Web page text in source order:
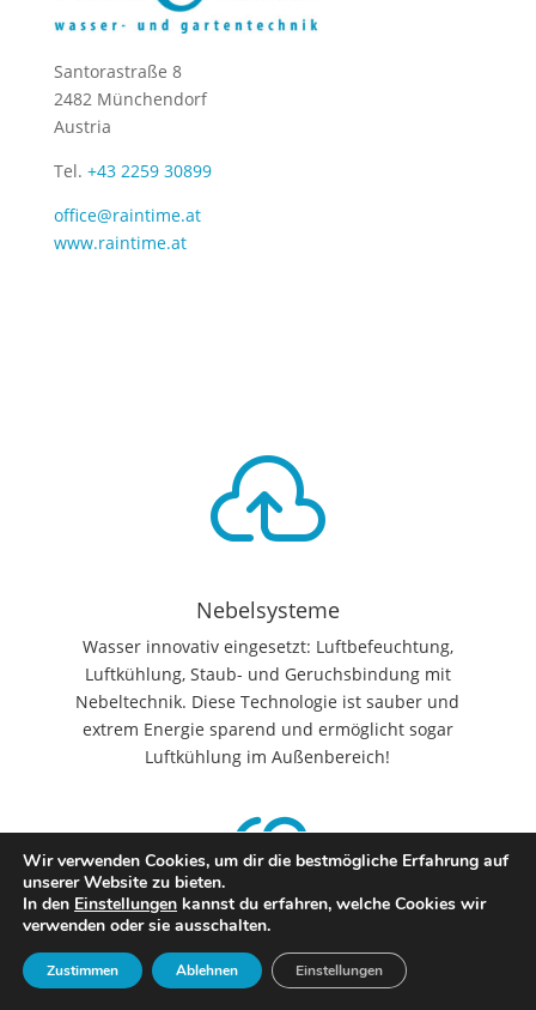
Santorastraße 8
2482 Münchendorf
Austria
Tel. +43 2259 30899
office@raintime.at
www.raintime.at

Nebelsysteme
Wasser innovativ eingesetzt: Luftbefeuchtung,
Luftkühlung, Staub- und Geruchsbindung mit
Nebeltechnik. Diese Technologie ist sauber und
extrem Energie sparend und ermöglicht sogar
Luftkühlung im Außenbereich!

Bewässerung
Wir verwenden Cookies, um dir die bestmögliche Erfahrung auf
unserer Website zu bieten.
In den Einstellungen kannst du erfahren, welche Cookies wir
verwenden oder sie ausschalten.
Zustimmen Ablehnen Einstellungen